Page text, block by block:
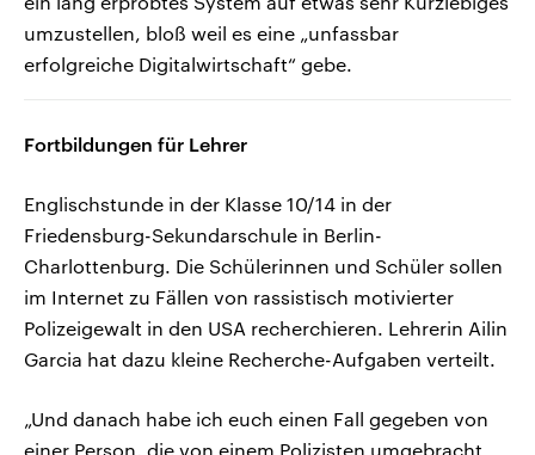
umzustellen, bloß weil es eine „unfassbar
erfolgreiche Digitalwirtschaft“ gebe.
Fortbildungen für Lehrer
Englischstunde in der Klasse 10/14 in der
Friedensburg-Sekundarschule in Berlin-
Charlottenburg. Die Schülerinnen und Schüler sollen
im Internet zu Fällen von rassistisch motivierter
Polizeigewalt in den USA recherchieren. Lehrerin Ailin
Garcia hat dazu kleine Recherche-Aufgaben verteilt.
„Und danach habe ich euch einen Fall gegeben von
einer Person, die von einem Polizisten umgebracht